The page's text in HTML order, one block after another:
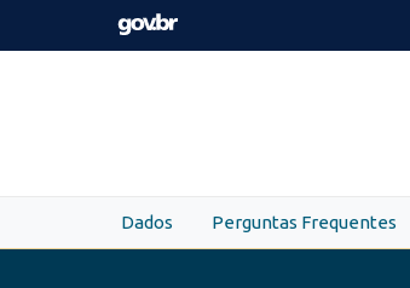
Skip to main content
Dados Perguntas Frequentes